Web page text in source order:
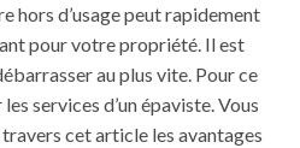
hors d’usage peut rapidement
pour votre propriété. Il est
au plus vite. Pour ce
services d’un épaviste. Vous
cet article les avantages